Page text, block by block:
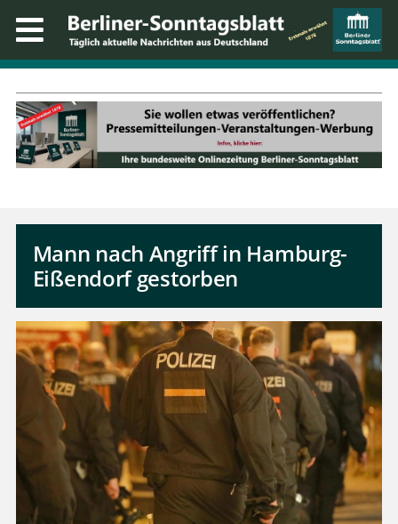
Mann nach Angriff in Hamburg-
Eißendorf gestorben